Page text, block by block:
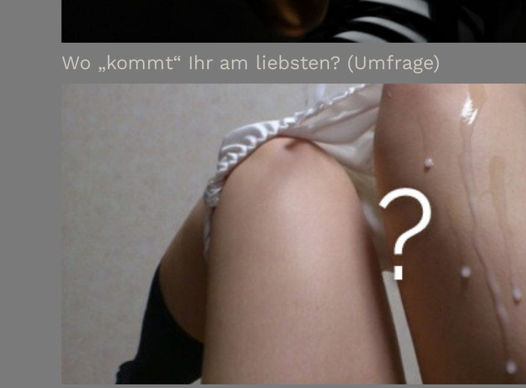
Wo „kommt“ Ihr am liebsten? (Umfrage)